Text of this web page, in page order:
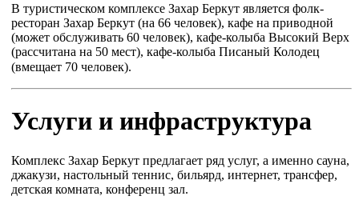
В туристическом комплексе Захар Беркут является фолк-
ресторан Захар Беркут (на 66 человек), кафе на приводной
(может обслуживать 60 человек), кафе-колыба ​​Высокий Верх
(рассчитана на 50 мест), кафе-колыба ​​Писаный Колодец
(вмещает 70 человек).
Услуги и инфраструктура
Комплекс Захар Беркут предлагает ряд услуг, а именно сауна,
джакузи, настольный теннис, бильярд, интернет, трансфер,
детская комната, конференц зал.